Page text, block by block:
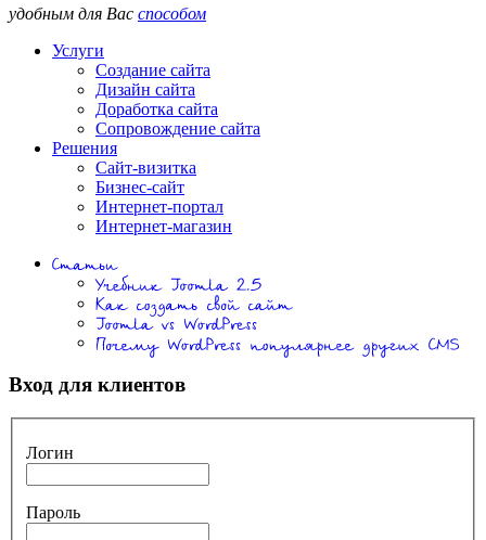
удобным для Вас способом
Услуги
Создание сайта
Дизайн сайта
Доработка сайта
Сопровождение сайта
Решения
Сайт-визитка
Бизнес-сайт
Интернет-портал
Интернет-магазин
Вход для клиентов
Логин
Пароль